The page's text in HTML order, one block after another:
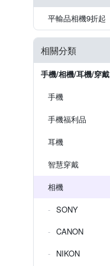
平輸品相機9折起
相關分類
手機/相機/耳機/穿戴
手機
手機福利品
耳機
智慧穿戴
相機
SONY
CANON
NIKON